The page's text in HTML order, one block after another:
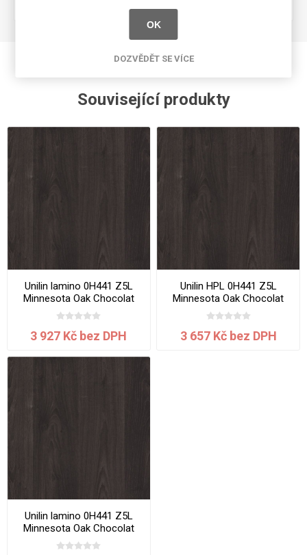
Související produkty
Unilin lamino 0H441 Z5L
Minnesota Oak Chocolat
2800x2070x19 mm
3 927 Kč bez DPH
Unilin HPL 0H441 Z5L
Minnesota Oak Chocolat
3050x1300x0.7 mm
3 657 Kč bez DPH
Unilin lamino 0H441 Z5L
Minnesota Oak Chocolat
2800x2070x18 mm
OK
DOZVĚDĚT SE VÍCE